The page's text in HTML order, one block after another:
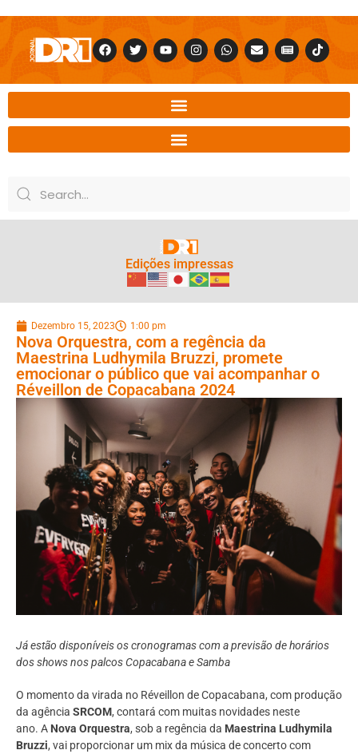
Edições impressas
Dezembro 15, 2023 1:00 pm
Nova Orquestra, com a regência da
Maestrina Ludhymila Bruzzi, promete
emocionar o público que vai acompanhar o
Réveillon de Copacabana 2024
Já estão disponíveis os cronogramas com a previsão de horários
dos shows nos palcos Copacabana e Samba
O momento da virada no Réveillon de Copacabana, com produção
da agência SRCOM, contará com muitas novidades neste
ano. A Nova Orquestra, sob a regência da Maestrina Ludhymila
Bruzzi, vai proporcionar um mix da música de concerto com